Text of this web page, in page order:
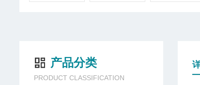
产品分类
PRODUCT CLASSIFICATION